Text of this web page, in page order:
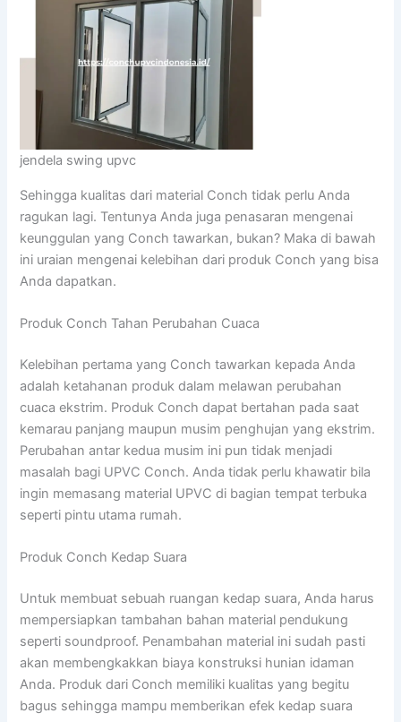
jendela swing upvc
Sehingga kualitas dari material Conch tidak perlu Anda
ragukan lagi. Tentunya Anda juga penasaran mengenai
keunggulan yang Conch tawarkan, bukan? Maka di bawah
ini uraian mengenai kelebihan dari produk Conch yang bisa
Anda dapatkan.
Produk Conch Tahan Perubahan Cuaca
Kelebihan pertama yang Conch tawarkan kepada Anda
adalah ketahanan produk dalam melawan perubahan
cuaca ekstrim. Produk Conch dapat bertahan pada saat
kemarau panjang maupun musim penghujan yang ekstrim.
Perubahan antar kedua musim ini pun tidak menjadi
masalah bagi UPVC Conch. Anda tidak perlu khawatir bila
ingin memasang material UPVC di bagian tempat terbuka
seperti pintu utama rumah.
Produk Conch Kedap Suara
Untuk membuat sebuah ruangan kedap suara, Anda harus
mempersiapkan tambahan bahan material pendukung
seperti soundproof. Penambahan material ini sudah pasti
akan membengkakkan biaya konstruksi hunian idaman
Anda. Produk dari Conch memiliki kualitas yang begitu
bagus sehingga mampu memberikan efek kedap suara